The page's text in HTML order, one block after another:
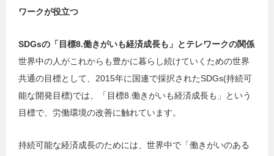
ワークが役立つ
SDGsの「目標8.働きがいも経済成長も」とテレワークの関係
世界中の人がこれからも豊かに暮らし続けていくための世界
共通の目標として、2015年に国連で採択されたSDGs(持続可
能な開発目標)では、「目標8.働きがいも経済成長も」という
目標で、労働環境の改善に触れています。
持続可能な経済成長のためには、世界中で「働きがいのある